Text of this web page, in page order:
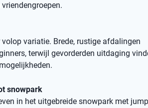
variatie. Brede, rustige afdalingen
terwijl gevorderden uitdaging
snowpark
in het uitgebreide snowpark met